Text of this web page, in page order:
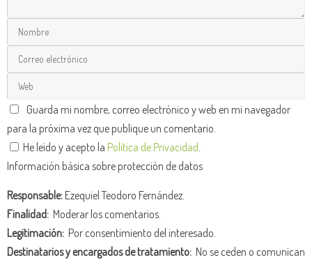
Guarda mi nombre, correo electrónico y web en mi navegador
para la próxima vez que publique un comentario.
He leído y acepto la Política de Privacidad.
Información básica sobre protección de datos
Responsable:Ezequiel Teodoro Fernández.
Finalidad: Moderar los comentarios.
Legitimación: Por consentimiento del interesado.
Destinatarios y encargados de tratamiento: No se ceden o comunican